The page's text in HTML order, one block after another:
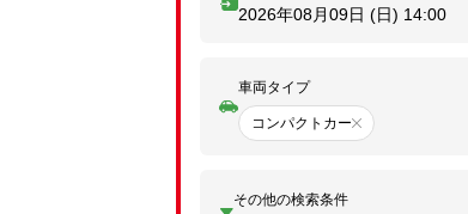
2026年08月09日 (日) 14:00
車両タイプ
コンパクトカー
その他の検索条件